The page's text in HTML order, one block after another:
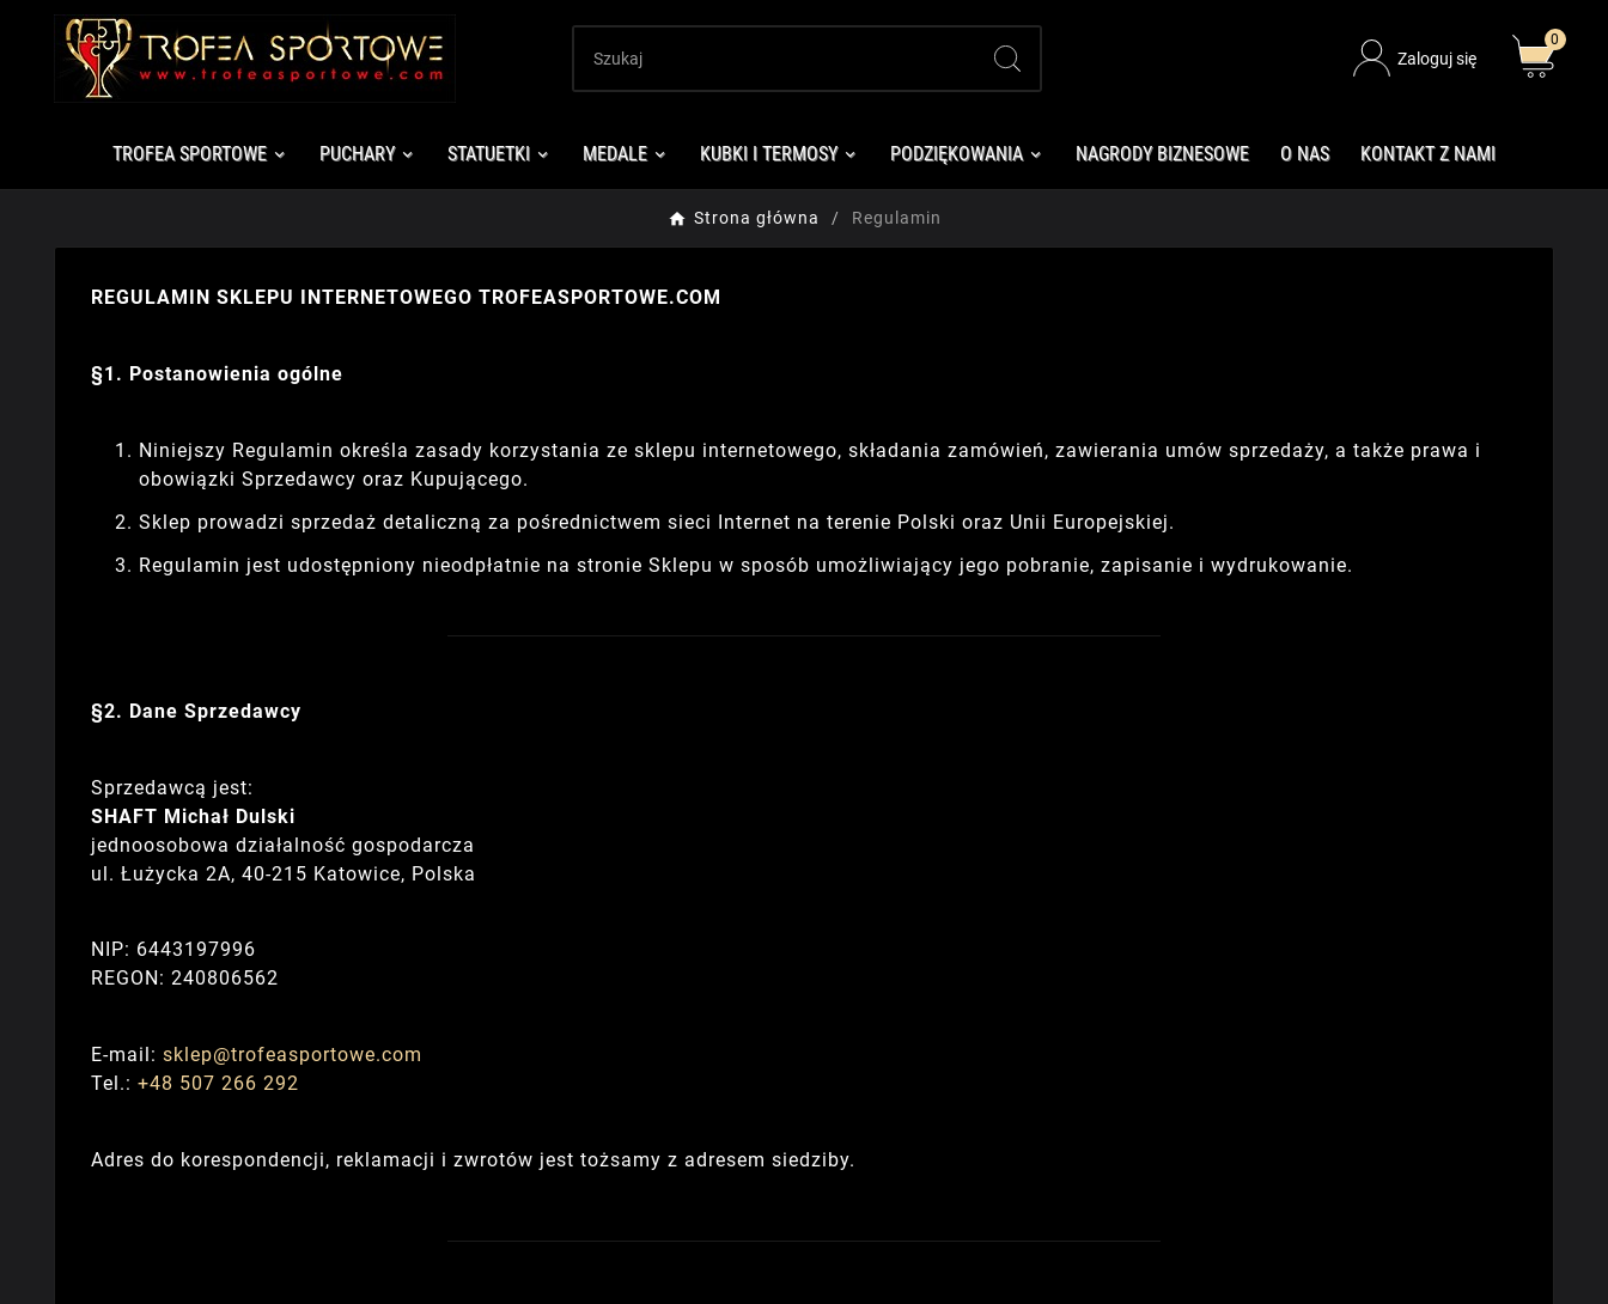
Zaloguj się
0
TROFEA SPORTOWE PUCHARY STATUETKI MEDALE KUBKI I TERMOSY PODZIĘKOWANIA NAGRODY BIZNESOWE O NAS KONTAKT Z NAMI
Strona główna Regulamin
REGULAMIN SKLEPU INTERNETOWEGO TROFEASPORTOWE.COM
§1. Postanowienia ogólne
Niniejszy Regulamin określa zasady korzystania ze sklepu internetowego, składania zamówień, zawierania umów sprzedaży, a także prawa i
obowiązki Sprzedawcy oraz Kupującego.
Sklep prowadzi sprzedaż detaliczną za pośrednictwem sieci Internet na terenie Polski oraz Unii Europejskiej.
Regulamin jest udostępniony nieodpłatnie na stronie Sklepu w sposób umożliwiający jego pobranie, zapisanie i wydrukowanie.
§2. Dane Sprzedawcy
Sprzedawcą jest:
SHAFT Michał Dulski
jednoosobowa działalność gospodarcza
ul. Łużycka 2A, 40-215 Katowice, Polska
NIP: 6443197996
REGON: 240806562
E-mail: sklep@trofeasportowe.com
Tel.: +48 507 266 292
Adres do korespondencji, reklamacji i zwrotów jest tożsamy z adresem siedziby.